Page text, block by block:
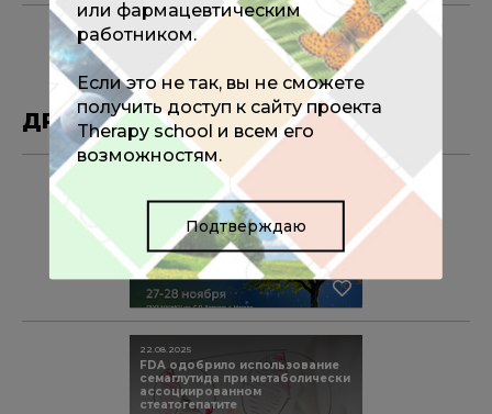
ДРУГИЕ МАТЕРИАЛЫ ПО ТЕМЕ
Всероссийский конгресс
«Долголетие против старения»
27-28 ноября 2025 года
FDA одобрило использование
семаглутида при метаболически
ассоциированном
стеатогепатите
22.08.2025
или фармацевтическим
работником.
Если это не так, вы не сможете
получить доступ к сайту проекта
Therapy school и всем его
возможностям.
Подтверждаю